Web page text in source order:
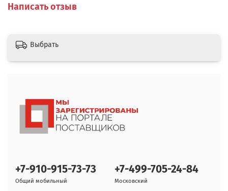
Написать отзыв
Выбрать
+7-910-915-73-73
Общий мобильный
+7-499-705-24-84
Московский